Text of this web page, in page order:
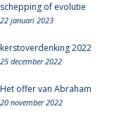
schepping of evolutie
22 januari 2023
kerstoverdenking 2022
25 december 2022
Het offer van Abraham
20 november 2022